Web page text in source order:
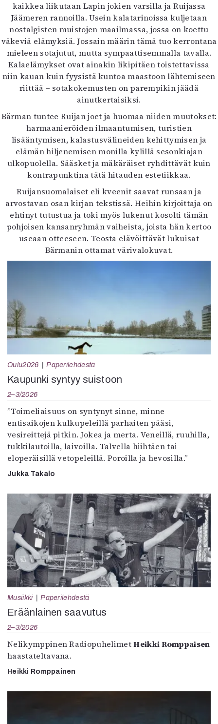
kaikkea liikutaan Lapin jokien varsilla ja Ruijassa
Jäämeren rannoilla. Usein kalatarinoissa kuljetaan
nostalgisten muistojen maailmassa, jossa on koettu
väkeviä elämyksiä. Jossain määrin tämä tuo kerrontana
mieleen sotajutut, mutta sympaattisemmalla tavalla.
Kalaelämykset ovat ainakin likipitäen toistettavissa
niin kauan kuin fyysistä kuntoa maastoon lähtemiseen
riittää – sotakokemusten on parempikin jäädä
ainutkertaisiksi.
Bärman tuntee Ruijan joet ja huomaa niiden muutokset:
harmaanieröiden ilmaantumisen, turistien
lisääntymisen, kalastusvälineiden kehittymisen ja
elämän hiljenemisen monilla kylillä sesonkiajan
ulkopuolella. Sääsket ja mäkäräiset ryhdittävät kuin
kontrapunktina tätä hitauden estetiikkaa.
Ruijansuomalaiset eli kveenit saavat runsaan ja
arvostavan osan kirjan tekstissä. Heihin kirjoittaja on
ehtinyt tutustua ja toki myös lukenut kosolti tämän
pohjoisen kansanryhmän vaiheista, joista hän kertoo
useaan otteeseen. Teosta elävöittävät lukuisat
Bärmanin ottamat värivalokuvat.
Oulu2026 Paperilehdestä
Kaupunki syntyy suistoon
2–3/2026
”Toimeliaisuus on syntynyt sinne, minne
entisaikojen kulkupeleillä parhaiten pääsi,
vesireittejä pitkin. Jokea ja merta. Veneillä, ruuhilla,
tukkilautoilla, laivoilla. Talvella hiihtäen tai
eloperäisillä vetopeleillä. Poroilla ja hevosilla.”
Jukka Takalo
Musiikki Paperilehdestä
Eräänlainen saavutus
2–3/2026
Nelikymppinen RadiopuhelimetHeikki Romppaisen
haastateltavana.
Heikki Romppainen